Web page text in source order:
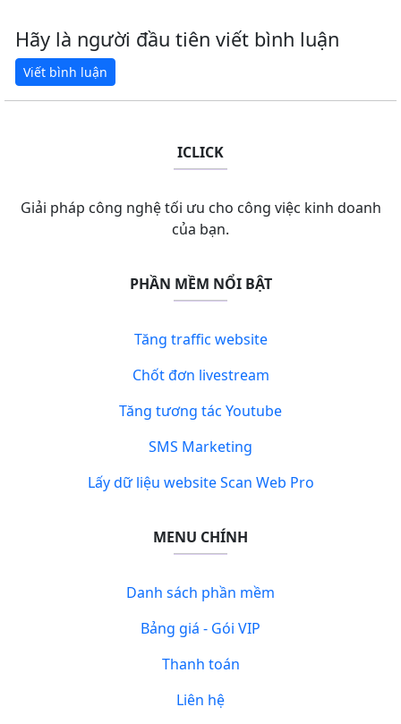
Hãy là người đầu tiên viết bình luận
ICLICK
Giải pháp công nghệ tối ưu cho công việc kinh doanh
của bạn.
PHẦN MỀM NỔI BẬT
Tăng traffic website
Chốt đơn livestream
Tăng tương tác Youtube
SMS Marketing
Lấy dữ liệu website Scan Web Pro
MENU CHÍNH
Danh sách phần mềm
Bảng giá - Gói VIP
Thanh toán
Liên hệ